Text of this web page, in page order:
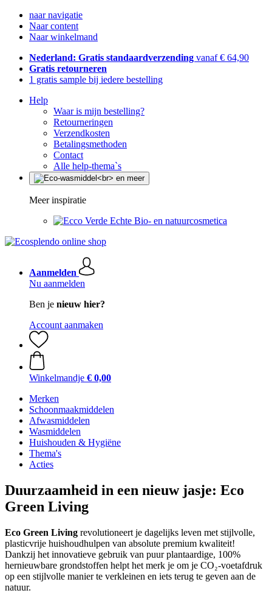
naar navigatie
Naar content
Naar winkelmand
Nederland: Gratis standaardverzending vanaf € 64,90
Gratis retourneren
1 gratis sample bij iedere bestelling
Help
Waar is mijn bestelling?
Retourneringen
Verzendkosten
Betalingsmethoden
Contact
Alle help-thema`s
Meer inspiratie
Echte Bio- en natuurcosmetica
Aanmelden
Nu aanmelden
Ben je nieuw hier?
Account aanmaken
Winkelmandje € 0,00
Merken
Schoonmaakmiddelen
Afwasmiddelen
Wasmiddelen
Huishouden & Hygiëne
Thema's
Acties
Duurzaamheid in een nieuw jasje: Eco
Green Living
Eco Green Living revolutioneert je dagelijks leven met stijlvolle,
plasticvrije huishoudhulpen van absolute premium kwaliteit!
Dankzij het innovatieve gebruik van puur plantaardige, 100%
hernieuwbare grondstoffen helpt het merk je om je CO₂-voetafdruk
op een stijlvolle manier te verkleinen en iets terug te geven aan de
natuur.